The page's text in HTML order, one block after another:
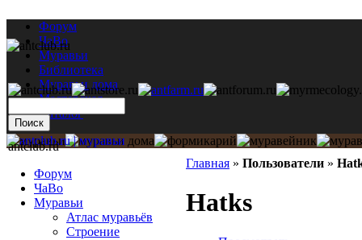
Форум
ЧаВо
Муравьи
Библиотека
Муравьи дома
Мастерская
Каталог
Главная » Пользователи »
Hatks
antclub.ru
Форум
ЧаВо
Муравьи
Атлас муравьёв
Строение